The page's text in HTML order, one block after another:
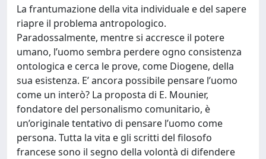
La frantumazione della vita individuale e del sapere
riapre il problema antropologico.
Paradossalmente, mentre si accresce il potere
umano, l’uomo sembra perdere ogno consistenza
ontologica e cerca le prove, come Diogene, della
sua esistenza. E’ ancora possibile pensare l’uomo
come un interò? La proposta di E. Mounier,
fondatore del personalismo comunitario, è
un’originale tentativo di pensare l’uomo come
persona. Tutta la vita e gli scritti del filosofo
francese sono il segno della volontà di difendere